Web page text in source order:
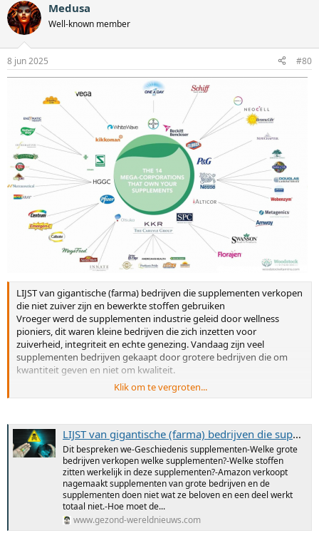
Medusa
Well-known member
8 jun 2025 #80
LIJST van gigantische (farma) bedrijven die supplementen verkopen
die niet zuiver zijn en bewerkte stoffen gebruiken
Vroeger werd de supplementen industrie geleid door wellness
pioniers, dit waren kleine bedrijven die zich inzetten voor
zuiverheid, integriteit en echte genezing. Vandaag zijn veel
supplementen bedrijven gekaapt door grotere bedrijven die om
kwantiteit geven en niet om kwaliteit.
Gigantische bedrijven zoals Nestlé, Bayer en Pfizer hebben in stilte
Farmaceutische bedrijven moet je nooit vertrouwen.
14 megabedrijven domineren de supplementenmarkt,
Deze merken worden nu beheerd door wereldwijde giganten die
zich voornamelijk richten op:
-Bewerkte voedingsmiddelen
-Chemicaliën landbouw
-Farmaceutische chemische geneesmiddelen.
Klik om te vergroten...
LIJST van gigantische (farma) bedrijven die supplementen verkopen die niet zuiver zijn en bewerkte stoffen gebruiken
Dit bespreken we-Geschiedenis supplementen-Welke grote
bedrijven verkopen welke supplementen?-Welke stoffen
zitten werkelijk in deze supplementen?-Amazon verkoopt
nagemaakt supplementen van grote bedrijven en de
supplementen doen niet wat ze beloven en een deel werkt
totaal niet.-Hoe moet de...
www.gezond-wereldnieuws.com